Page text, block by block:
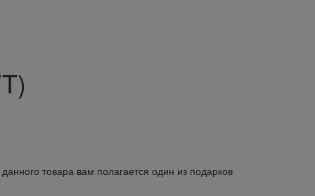
товара вам полагается один из подарков